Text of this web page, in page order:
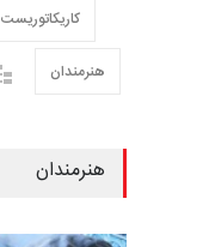
کاریکاتوریست
هنرمندان
هنرمندان